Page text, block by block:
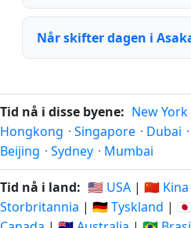
Når skifter dagen i
Tid nå i disse byene: New York
Hongkong · Singapore · Dubai ·
Beijing · Sydney · Mumbai
Tid nå i land: 🇺🇸 USA | 🇨🇳 Kina
Storbritannia | 🇩🇪 Tyskland |